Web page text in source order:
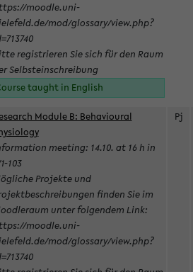
moodle.uni-
mod/glossary/view.php?
registrieren Sie sich für den Raum
Selbsteinschreibung
taught in English
Module B: Behavioural
meeting: 14.10. at 16 h in
103
Projekte und
finden Sie im
unter folgendem Link:
moodle.uni-
mod/glossary/view.php?
Pj